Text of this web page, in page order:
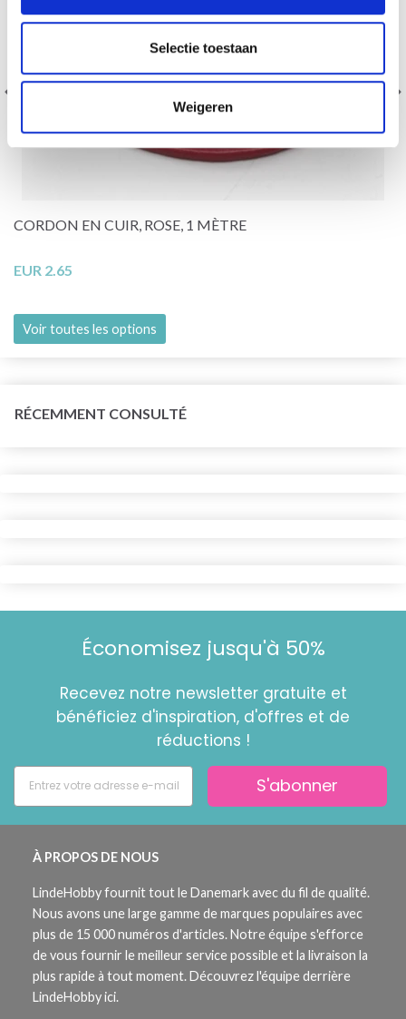
Selectie toestaan
Weigeren
CORDON EN CUIR, ROSE, 1 MÈTRE
EUR 2.65
Voir toutes les options
RÉCEMMENT CONSULTÉ
Économisez jusqu'à 50%
Recevez notre newsletter gratuite et
bénéficiez d'inspiration, d'offres et de
réductions !
S'abonner
À PROPOS DE NOUS
LindeHobby fournit tout le Danemark avec du fil de qualité.
Nous avons une large gamme de marques populaires avec
plus de 15 000 numéros d'articles. Notre équipe s'efforce
de vous fournir le meilleur service possible et la livraison la
plus rapide à tout moment. Découvrez l'équipe derrière
LindeHobby ici.